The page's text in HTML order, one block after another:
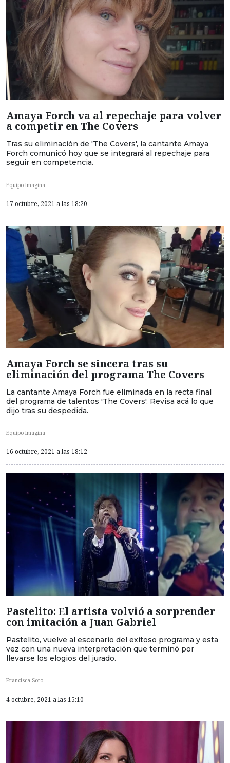
Amaya Forch va al repechaje para volver
a competir en The Covers
Tras su eliminación de 'The Covers', la cantante Amaya
Forch comunicó hoy que se integrará al repechaje para
seguir en competencia.
Equipo Imagina
17 octubre, 2021 a las 18:20
Amaya Forch se sincera tras su
eliminación del programa The Covers
La cantante Amaya Forch fue eliminada en la recta final
del programa de talentos 'The Covers'. Revisa acá lo que
dijo tras su despedida.
Equipo Imagina
16 octubre, 2021 a las 18:12
Pastelito: El artista volvió a sorprender
con imitación a Juan Gabriel
Pastelito, vuelve al escenario del exitoso programa y esta
vez con una nueva interpretación que terminó por
llevarse los elogios del jurado.
Francisca Soto
4 octubre, 2021 a las 15:10